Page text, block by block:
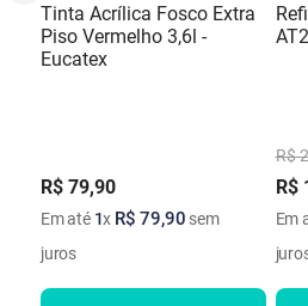
Tinta Acrílica Fosco Extra
Piso Vermelho 3,6l -
Eucatex
R$ 79,90
Em até 1x R$ 79,90 sem
juros
R$
R$
Em